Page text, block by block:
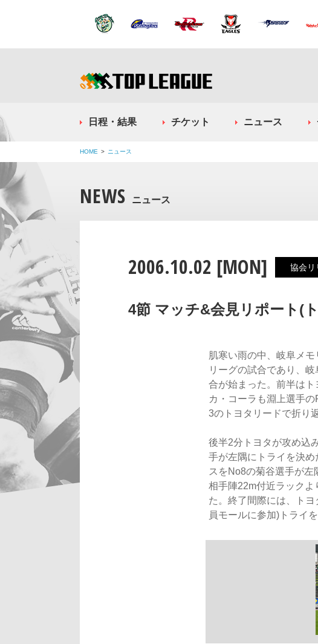
日程・結果 チケット ニュース
HOME ニュース
NEWS ニュース
2006.10.02 [MON] 協会リ
4節 マッチ&会見リポート(
肌寒い雨の中、岐阜メ
リーグの試合であり、
合が始まった。前半は
カ・コーラも淵上選手
3のトヨタリードで折り
後半2分トヨタが攻め込
手が左隅にトライを決
スをNo8の菊谷選手が
相手陣22m付近ラック
た。終了間際には、ト
員モールに参加)トライ